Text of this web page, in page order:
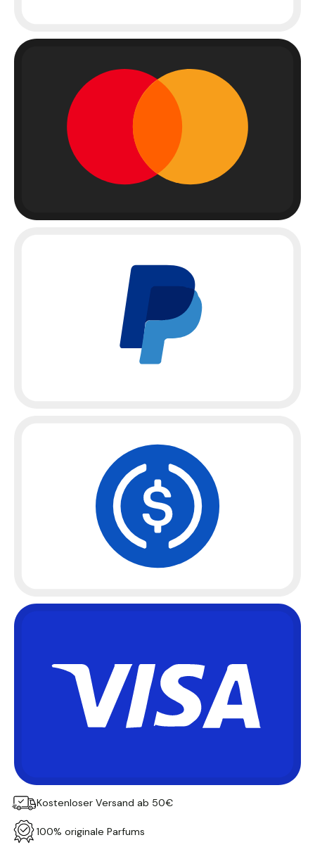
Kostenloser Versand ab 50€
100% originale Parfums